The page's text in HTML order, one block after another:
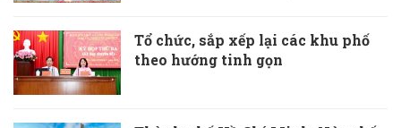
Tổ chức, sắp xếp lại các khu phố
theo hướng tinh gọn